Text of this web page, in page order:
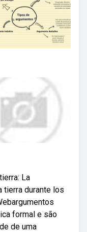
La
tierra durante los
formal e são
de uma